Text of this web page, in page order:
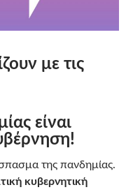
με τις
είναι
της πανδημίας.
κυβερνητική